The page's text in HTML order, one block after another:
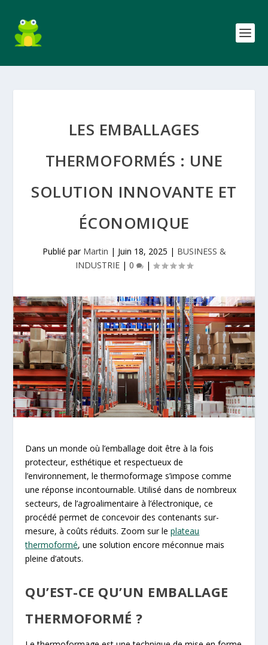
LES EMBALLAGES
THERMOFORMÉS : UNE
SOLUTION INNOVANTE ET
ÉCONOMIQUE
Publié par Martin | Juin 18, 2025 | BUSINESS &
INDUSTRIE | 0 |
Dans un monde où l’emballage doit être à la fois
protecteur, esthétique et respectueux de
l’environnement, lethermoformage s’impose comme
une réponse incontournable. Utilisé dans de nombreux
secteurs, de l’agroalimentaire à l’électronique, ce
procédé permet de concevoir des contenants sur-
mesure, à coûts réduits. Zoom sur leplateau
thermoformé, une solution encore méconnue mais
pleine d’atouts.
QU’EST-CE QU’UN EMBALLAGE
THERMOFORMÉ ?